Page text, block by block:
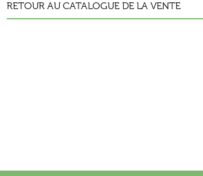
RETOUR AU CATALOGUE DE LA VENTE